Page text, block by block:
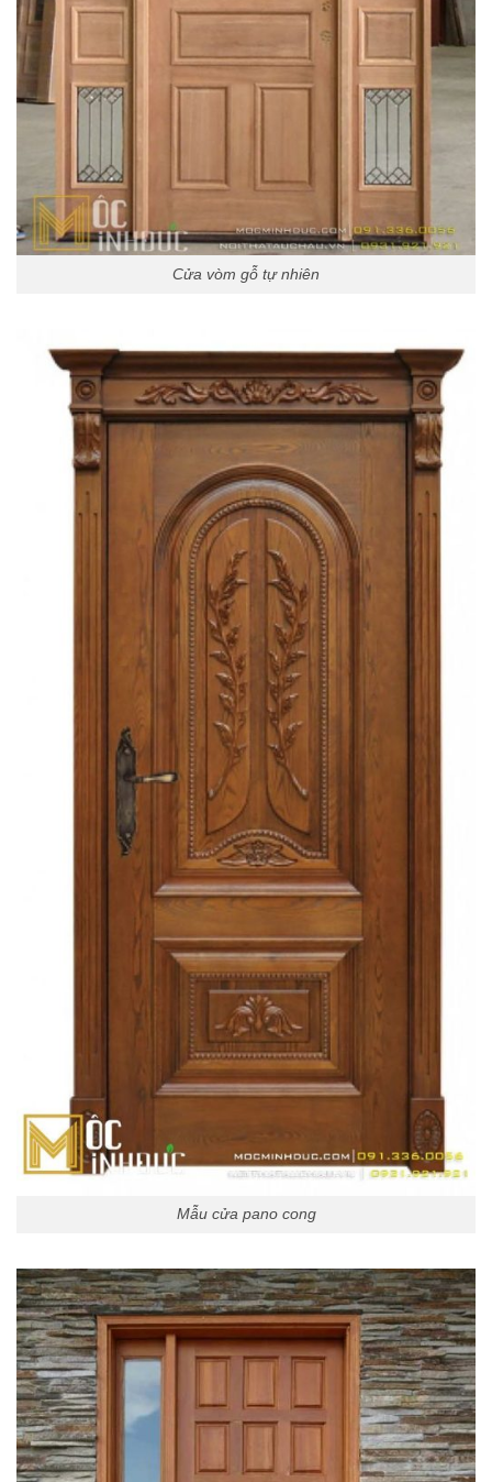
Cửa vòm gỗ tự nhiên
Mẫu cửa pano cong